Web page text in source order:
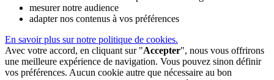
mesurer notre audience
adapter nos contenus à vos préférences
En savoir plus sur notre politique de cookies.
Avec votre accord, en cliquant sur "Accepter", nous vous offrirons
une meilleure expérience de navigation. Vous pouvez sinon définir
vos préférences. Aucun cookie autre que nécessaire au bon